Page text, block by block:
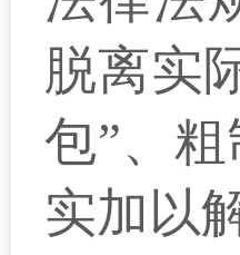
脱离实
包”、
实加以